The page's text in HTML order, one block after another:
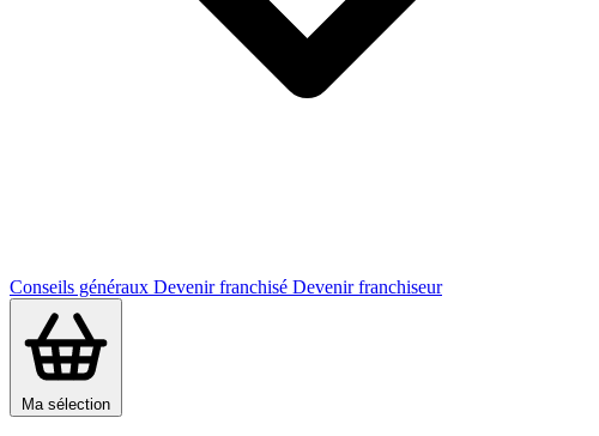
Conseils généraux Devenir franchisé Devenir franchiseur
Ma sélection